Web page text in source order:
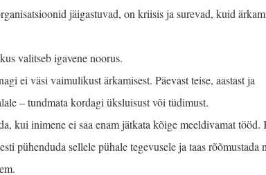
jäigastuvad, on kriisis ja surevad, kuid
valitseb igavene noorus.
ei väsi vaimulikust ärkamisest. Päevast teise, aastast ja
‒ tundmata kordagi üksluisust või tüdimust.
kui inimene ei saa enam jätkata kõige meeldivamat tööd.
pühenduda sellele pühale tegevusele ja taas rõõmustada